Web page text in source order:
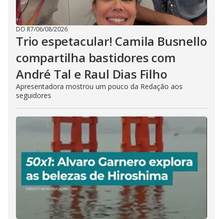
DO R7/06/08/2026
Trio espetacular! Camila Busnello
compartilha bastidores com
André Tal e Raul Dias Filho
Apresentadora mostrou um pouco da Redação aos
seguidores